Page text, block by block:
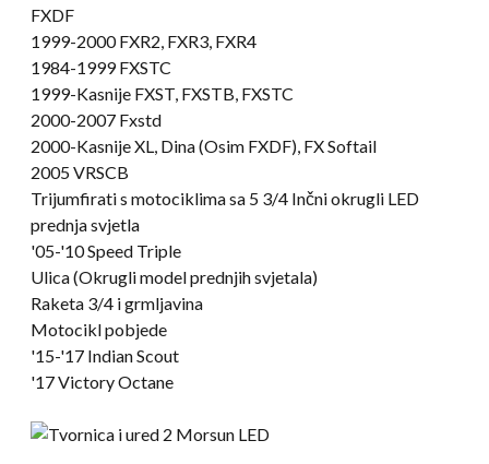
FXDF
1999-2000 FXR2, FXR3, FXR4
1984-1999 FXSTC
1999-Kasnije FXST, FXSTB, FXSTC
2000-2007 Fxstd
2000-Kasnije XL, Dina (Osim FXDF), FX Softail
2005 VRSCB
Trijumfirati s motociklima sa 5 3/4 Inčni okrugli LED
prednja svjetla
'05-'10 Speed Triple
Ulica (Okrugli model prednjih svjetala)
Raketa 3/4 i grmljavina
Motocikl pobjede
'15-'17 Indian Scout
'17 Victory Octane